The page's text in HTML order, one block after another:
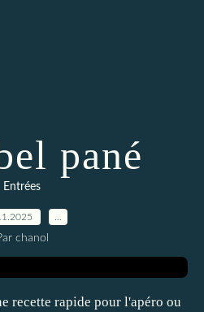
pané
Entrées
chanol
recette rapide pour l'apéro ou